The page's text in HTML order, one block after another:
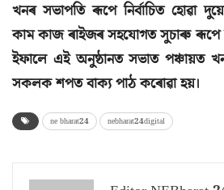
খনৰ সভাপতি ৰূপে নিৰ্বাচিত হোৱা
কাম কাজ ৰাইজৰ সহযোগত সুচাৰু ৰূপে
ইফালে এই অনুষ্ঠানত সভাত পঞ্চায়ত খনৰ
সকলক শপত বাক্য পাঠ কৰোৱা হয়।
ne bharat24 nebharat24digital